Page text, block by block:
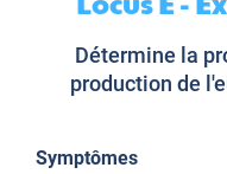
Détermine la
production de
Symptômes